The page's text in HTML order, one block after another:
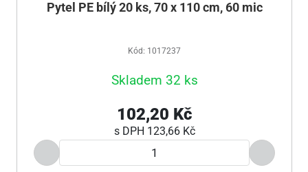
Pytel PE bílý 20 ks, 70 x 110 cm, 60 mic
Kód: 1017237
Skladem 32 ks
102,20 Kč
s DPH 123,66 Kč